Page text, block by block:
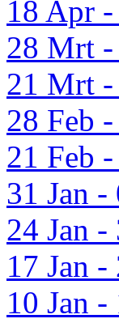
18 Apr
28 Mrt -
21 Mrt
28 Feb
21 Feb
31 Jan -
24 Jan -
17 Jan -
10 Jan -